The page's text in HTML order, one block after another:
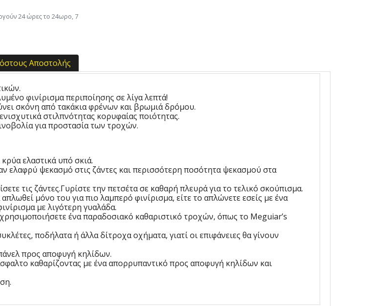
24 ώρες το 24ωρο, 7
Αποστολής
φινίρισμα περιποίησης σε λίγα λεπτά!
σκόνη από τακάκια φρένων και βρωμιά δρόμου.
στιλπνότητας κορυφαίας ποιότητας.
για προστασία των τροχών.
ελαστικά υπό σκιά.
ελαφρύ ψεκασμό στις ζάντες και περισσότερη ποσότητα ψεκασμού στα
τις ζάντες.Γυρίστε την πετσέτα σε καθαρή πλευρά για το τελικό σκούπισμα.
μόνο του για πιο λαμπερό φινίρισμα, είτε το απλώνετε εσείς με ένα
με λιγότερη γυαλάδα.
ένα παραδοσιακό καθαριστικό τροχών, όπως το Meguiar’s
ποδήλατα ή άλλα δίτροχα οχήματα, γιατί οι επιφάνειες θα γίνουν
προς αποφυγή κηλίδων.
καθαρίζοντας με ένα απορρυπαντικό προς αποφυγή κηλίδων και